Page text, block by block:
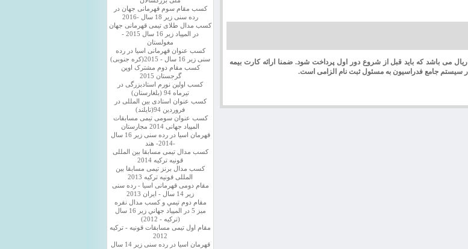
ورودیه مسابقات مبلغ 200000 ریال می باشد که باید قبل از شروع دور اول پرداخت شود. ضمنا ارائه کارت بیمه
کسب مقام سوم قهرمانی جهان در
رده سنی زیر 18 سال -2016
کسب مدال طلای تیمی قهرمانی جهان
در المپیاد زیر 16 سال 2015 -
مغولستان
کسب عنوان قهرمانی اسیا در رده
سنی زیر 16 سال - 2015(کره جنوبی)
کسب مقام دوم مشترک اوپن
گرجستان 2015
کسب اولین نورم استادبزرگی در
تیرماه 94 (بلغارستان)
کسب عنوان استادی بین المللی در
فروردین 94(تایلند)
کسب عنوان سومی تیمی مسابقات
المپیاد جهانی 2014 مجارستان
قهرمان اسیا در رده سنی زیر 16 سال
-2014- هند
کسب مدال تیمی مسابقا بین المللی
قونیه ترکیه 2014
کسب مدال برنز تیمی مسابقا بین
المللی قونیه ترکیه 2013
مقام دومی قهرمانی اسیا - رده سنی
زیر 14 سال - ایران 2013
مقام دوم تيمي و كسب مدال نقره
ميز 5 در المپياد جهاني زير 16 سال
(تركيه - 2012)
مقام اول تیمی مسابقات قونیه - ترکیه
2012
قهرمان اسیا در رده سنی زیر 14 سال